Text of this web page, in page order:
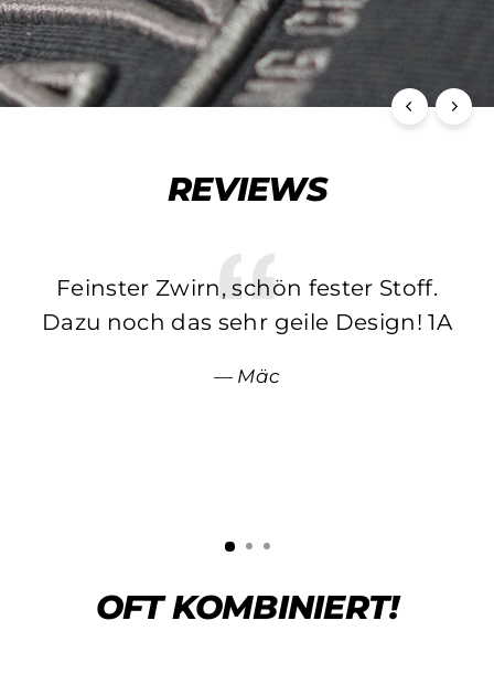
REVIEWS
Feinster Zwirn, schön fester Stoff.
Dazu noch das sehr geile Design! 1A
Mäc
OFT KOMBINIERT!